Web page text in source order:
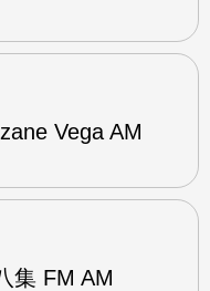
Vega AM
集 FM AM